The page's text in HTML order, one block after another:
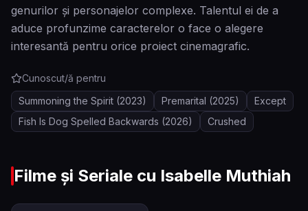
genurilor și personajelor complexe. Talentul ei de a
aduce profunzime caracterelor o face o alegere
interesantă pentru orice proiect cinemagrafic.
Cunoscut/ă pentru
Summoning the Spirit (2023) Premarital (2025)
Except
Fish Is Dog Spelled Backwards (2026) Crushed
Filme și Seriale cu Isabelle Muthiah